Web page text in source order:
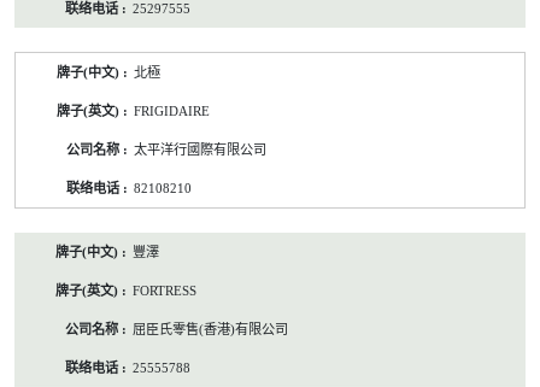
25297555
北極
FRIGIDAIRE
太平洋行國際有限公司
82108210
豐澤
FORTRESS
屈臣氏零售(香港)有限公司
25555788